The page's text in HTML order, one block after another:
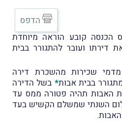
מס הכנסה קובע הוראה מיוחדת
דירתו ועובר להתגורר בבית
שכירות מהשכרת דירה
בבית אבות* בשל הדירה
האבות תהיה פטורה ממס עד
השנתי שמשלם הקשיש בעד